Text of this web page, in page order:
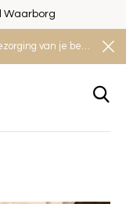
Let op! Tussen 29 juli en 8 augustus kan de bezorging van je bestelling iets langer duren. Houd rekening met een levertijd van 2 tot 4 werkdagen.
Waarborg